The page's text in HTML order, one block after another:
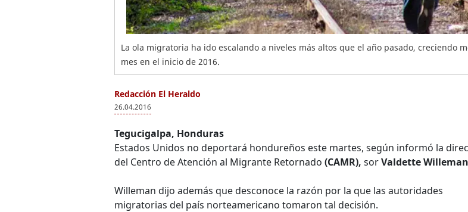
La ola migratoria ha ido escalando a niveles más altos que el año pasado, creciendo
mes en el inicio de 2016.
Redacción El Heraldo
26.04.2016
Tegucigalpa, Honduras
Estados Unidos no deportará hondureños este martes, según informó la
del Centro de Atención al Migrante Retornado (CAMR), sorValdette
Willeman dijo además que desconoce la razón por la que las autoridades
migratorias del país norteamericano tomaron tal decisión.